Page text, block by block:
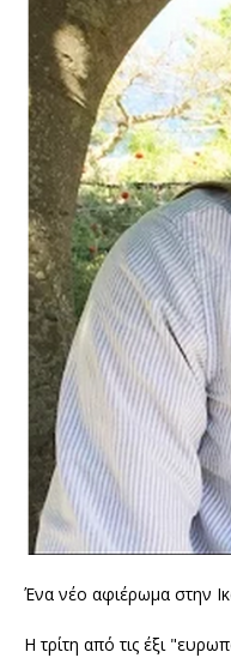
Ένα νέο αφιέρωμα στην
Η τρίτη από τις έξι